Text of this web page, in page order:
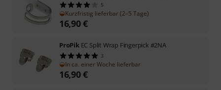
5
Kurzfristig lieferbar (2–5 Tage)
16,90€
ProPik EC Split Wrap Fingerpick #2NA
3
In ca. einer Woche lieferbar
16,90€